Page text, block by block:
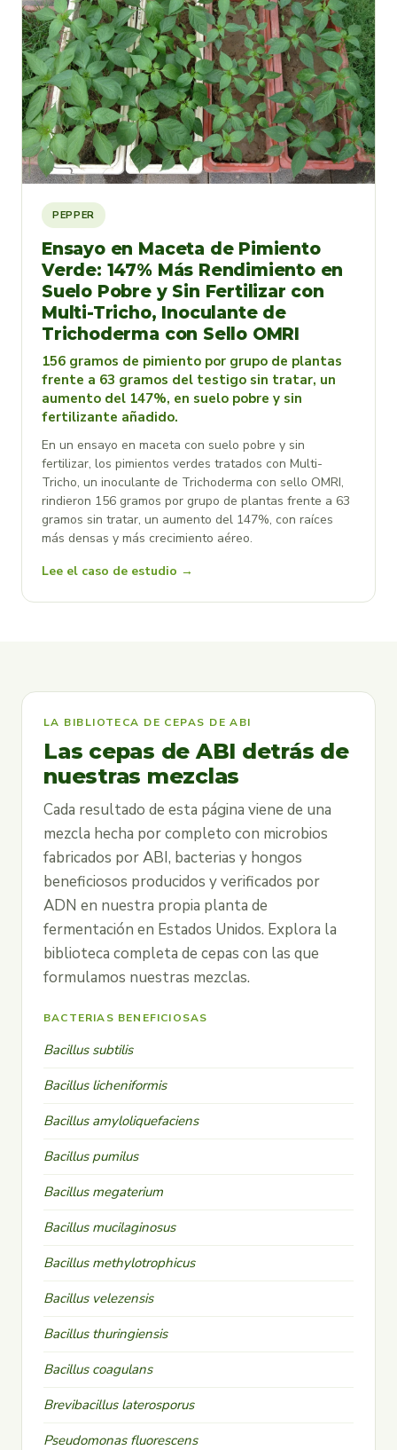
PEPPER
Ensayo en Maceta de Pimiento
Verde: 147% Más Rendimiento en
Suelo Pobre y Sin Fertilizar con
Multi-Tricho, Inoculante de
Trichoderma con Sello OMRI
156 gramos de pimiento por grupo de plantas
frente a 63 gramos del testigo sin tratar, un
aumento del 147%, en suelo pobre y sin
fertilizante añadido.
En un ensayo en maceta con suelo pobre y sin
fertilizar, los pimientos verdes tratados con Multi-
Tricho, un inoculante de Trichoderma con sello OMRI,
rindieron 156 gramos por grupo de plantas frente a 63
gramos sin tratar, un aumento del 147%, con raíces
más densas y más crecimiento aéreo.
Lee el caso de estudio →
LA BIBLIOTECA DE CEPAS DE ABI
Las cepas de ABI detrás de
nuestras mezclas
Cada resultado de esta página viene de una
mezcla hecha por completo con microbios
fabricados por ABI, bacterias y hongos
beneficiosos producidos y verificados por
ADN en nuestra propia planta de
fermentación en Estados Unidos. Explora la
biblioteca completa de cepas con las que
formulamos nuestras mezclas.
BACTERIAS BENEFICIOSAS
Bacillus subtilis
Bacillus licheniformis
Bacillus amyloliquefaciens
Bacillus pumilus
Bacillus megaterium
Bacillus mucilaginosus
Bacillus methylotrophicus
Bacillus velezensis
Bacillus thuringiensis
Bacillus coagulans
Brevibacillus laterosporus
Pseudomonas fluorescens